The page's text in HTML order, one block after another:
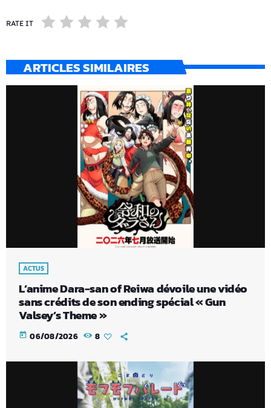
RATE IT
ARTICLES SIMILAIRES
ACTUS
L’anime Dara-san of Reiwa dévoile une vidéo
sans crédits de son ending spécial « Gun
Valsey’s Theme »
today 06/08/2026 8